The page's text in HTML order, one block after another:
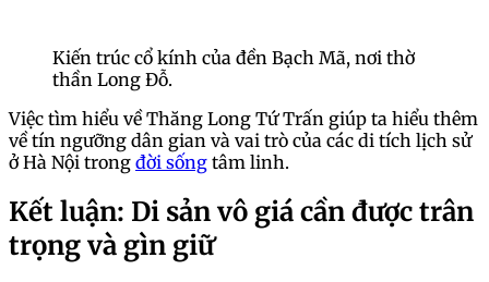
Kiến trúc cổ kính của đền Bạch Mã, nơi thờ
thần Long Đỗ.
Việc tìm hiểu về Thăng Long Tứ Trấn giúp ta hiểu thêm
về tín ngưỡng dân gian và vai trò của các di tích lịch sử
ở Hà Nội trong đời sống tâm linh.
Kết luận: Di sản vô giá cần được trân
trọng và gìn giữ